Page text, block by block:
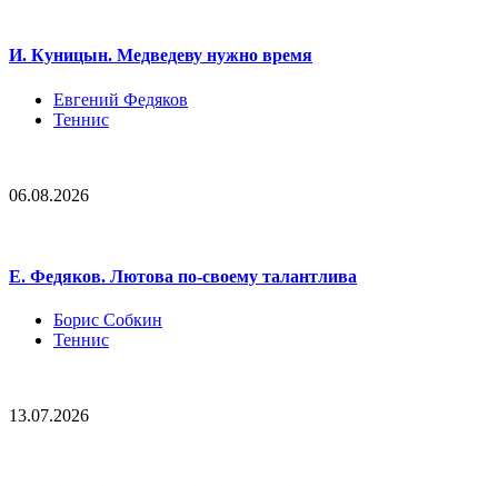
И. Куницын. Медведеву нужно время
Евгений Федяков
Теннис
06.08.2026
Е. Федяков. Лютова по-своему талантлива
Борис Собкин
Теннис
13.07.2026